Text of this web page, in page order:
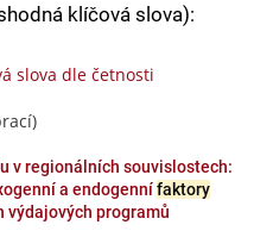
klíčová slova):
slova dle četnosti
v regionálních souvislostech:
a endogennífaktory
výdajových programů